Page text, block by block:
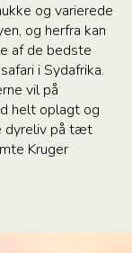
og varierede
og herfra kan
af de bedste
i Sydafrika.
vil på
helt oplagt og
dyreliv på tæt
Kruger